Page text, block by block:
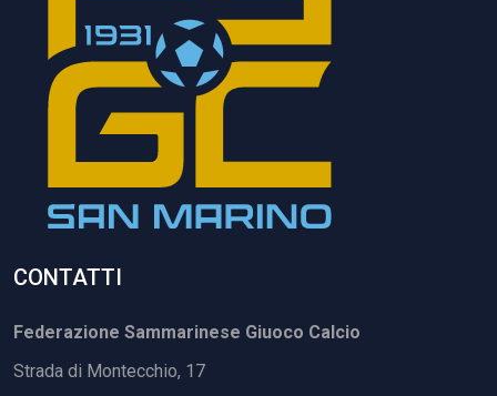
CONTATTI
Federazione Sammarinese Giuoco Calcio
Strada di Montecchio, 17